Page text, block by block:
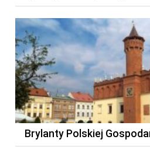
Brylanty Polskiej